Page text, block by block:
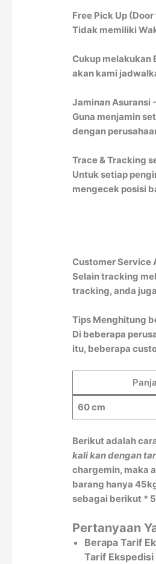
Free Pick Up
Tidak memiliki
Cukup melakukan
akan kami
Jaminan Asuransi
Guna menjamin
dengan
Trace & Tracking
Untuk setiap
mengecek posisi
Customer Service
Selain tracking
tracking, anda
Tips Menghitung
Di beberapa
itu, beberapa
60 cm
Berikut adalah
kali kan dengan
chargemin, maka
barang hanya
sebagai berikut *
Pertanyaan
Berapa Tarif
Tarif